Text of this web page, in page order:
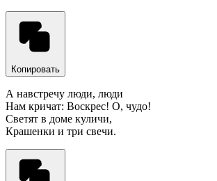
Копировать
А навстречу люди, люди
Нам кричат: Воскрес! О, чудо!
Светят в доме куличи,
Крашенки и три свечи.